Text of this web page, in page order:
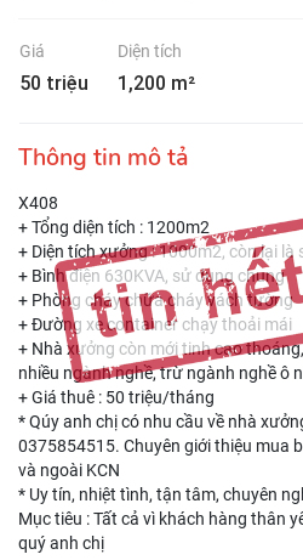
Giá
50 triệu
Diện tích
1,200 m²
Thông tin mô tả
X408
+ Tổng diện tích : 1200m2
+ Diện tích xưởng : 1000m2, còn lại là
+ Bình điện 630KVA, sử dụng chung
+ Phòng cháy chữa cháy vách tường
+ Đường xe container chạy thoải mái
+ Nhà xưởng còn mới tinh cao
nhiều ngành nghề, trừ ngành nghề ô
+ Giá thuê : 50 triệu/tháng
* Qúy anh chị có nhu cầu về nhà
0375854515. Chuyên giới thiệu mua
và ngoài KCN
* Uy tín, nhiệt tình, tận tâm, chuyên
Mục tiêu : Tất cả vì khách hàng thân
quý anh chị